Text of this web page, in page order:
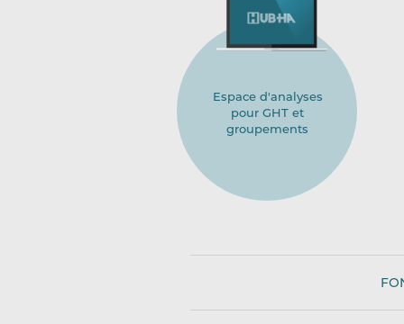
Espace d'analyses
pour GHT et
groupements